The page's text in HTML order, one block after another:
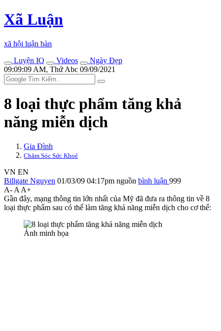
Xã Luận
xã hội luận bàn
Luyện IQ
Videos
Ngày Đẹp
09:09:09 AM, Thứ Abc 09/09/2021
8 loại thực phẩm tăng khả
năng miễn dịch
Gia Đình
Chăm Sóc Sức Khoẻ
VN EN
Billgate Nguyen 01/03/09 04:17pm nguồn bình luận 999
A- A A+
Gần đây, mạng thông tin lớn nhất của Mỹ đã đưa ra thông tin về 8
loại thực phẩm sau có thể làm tăng khả năng miễn dịch cho c‌ơ th‌ể:
Ảnh minh họa